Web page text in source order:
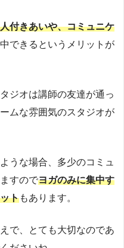
付きあいや、コミュニケ
できるというメリットが
ジオは講師の友達が通っ
ムな雰囲気のスタジオが
うな場合、多少のコミュ
すのでヨガのみに集中す
トもあります。
で、とても大切なのであ